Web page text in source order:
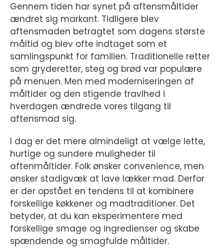
Gennem tiden har synet på aftensmåltider
ændret sig markant. Tidligere blev
aftensmaden betragtet som dagens største
måltid og blev ofte indtaget som et
samlingspunkt for familien. Traditionelle retter
som gryderetter, steg og brød var populære
på menuen. Men med moderniseringen af
måltider og den stigende travlhed i
hverdagen ændrede vores tilgang til
aftensmad sig.
I dag er det mere almindeligt at vælge lette,
hurtige og sundere muligheder til
aftenmåltider. Folk ønsker convenience, men
ønsker stadigvæk at lave lækker mad. Derfor
er der opstået en tendens til at kombinere
forskellige køkkener og madtraditioner. Det
betyder, at du kan eksperimentere med
forskellige smage og ingredienser og skabe
spændende og smagfulde måltider.